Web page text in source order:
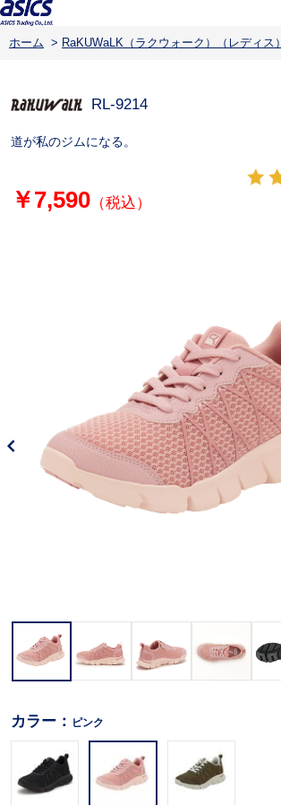
ホーム > RaKUWaLK（ラクウォーク）（レディス）
RL-9214
道が私のジムになる。
￥7,590（税込）
カラー： ピンク